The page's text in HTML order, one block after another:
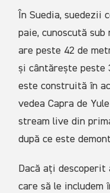
În Suedia, suedezii
paie, cunoscută sub
are peste 42 de
și cântărește peste
este construită în
vedea Capra de
stream live din
după ce este
Dacă ați
care să le includem